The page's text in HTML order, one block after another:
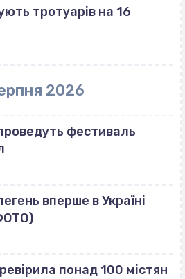
тротуарів на 16
2026
фестиваль
вперше в Україні
понад 100 містян